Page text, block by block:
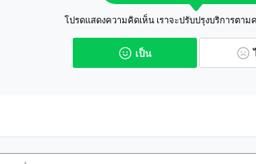
โปรดแสดงความคิดเห็น เราจะปรับปรุงบริการตา
เป็น